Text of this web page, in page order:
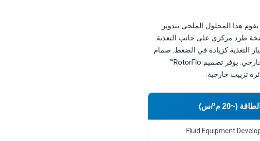
يخرج المحلول الملحي من أوعية الأغشية بضغط قريب من ضغط التغذية. داخل HPB يقوم هذا المحلول الملحي بتدوير
طرد مركزي على جانب التغذية.
التغذية كزيادة في الضغط. صمام
تحكم متغير المساحة مدمج للمحلول الملحي يضبط التدفق دون الحاجة إلى صمام خارجي. يوفر تصميم RotorFlo™
تزييت خارجية.